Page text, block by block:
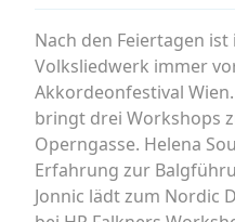
Nach den Feiertagen
Volksliedwerk immer
Akkordeonfestival
bringt drei Workshops
Operngasse. Helena
Erfahrung zur
Jonnic lädt zum Nordic